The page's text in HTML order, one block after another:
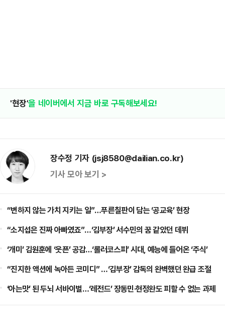
'현장'을 네이버에서 지금 바로 구독해보세요!
장수정 기자 (jsj8580@dailian.co.kr)
기사 모아 보기 >
“변하지 않는 가치 지키는 일”…푸른칠판이 담는 ‘공교육’ 현장
“소지섭은 진짜 아빠였죠”…‘김부장’ 서수민의 꿈 같았던 데뷔
‘개미’ 김원훈에 ‘웃픈’ 공감…‘롤러코스피’ 시대, 예능에 들어온 ‘주식’
“진지한 액션에 녹아든 코미디” …‘김부장’ 감독의 완벽했던 완급 조절
‘아는맛’ 된 두뇌 서바이벌…‘레전드’ 장동민·현정완도 피할 수 없는 과제